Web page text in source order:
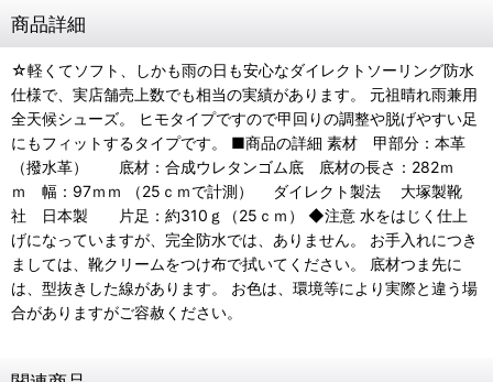
商品詳細
☆軽くてソフト、しかも雨の日も安心なダイレクトソーリング防水
仕様で、実店舗売上数でも相当の実績があります。 元祖晴れ雨兼用
全天候シューズ。 ヒモタイプですので甲回りの調整や脱げやすい足
にもフィットするタイプです。 ■商品の詳細 素材 甲部分：本革
（撥水革） 底材：合成ウレタンゴム底 底材の長さ：282ｍ
ｍ 幅：97ｍｍ （25ｃｍで計測） ダイレクト製法 大塚製靴
社 日本製 片足：約310ｇ（25ｃｍ） ◆注意 水をはじく仕上
げになっていますが、完全防水では、ありません。 お手入れにつき
ましては、靴クリームをつけ布で拭いてください。 底材つま先に
は、型抜きした線があります。 お色は、環境等により実際と違う場
合がありますがご容赦ください。